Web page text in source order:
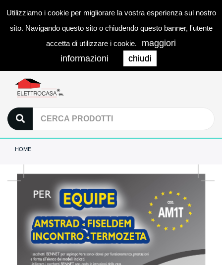
Utilizziamo i cookie per migliorare la vostra esperienza sul nostro
sito. Navigando questo sito o chiudendo questo banner, l'utente
accetta di utilizzare i cookie.
maggiori
informazioni
chiudi
0
HOME